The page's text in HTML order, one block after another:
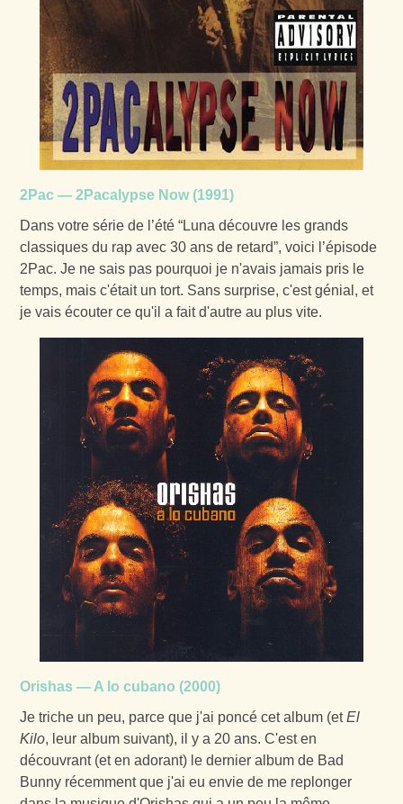
2Pac — 2Pacalypse Now (1991)
Dans votre série de l’été “Luna découvre les grands
classiques du rap avec 30 ans de retard”, voici l’épisode
2Pac. Je ne sais pas pourquoi je n'avais jamais pris le
temps, mais c'était un tort. Sans surprise, c'est génial, et
je vais écouter ce qu'il a fait d'autre au plus vite.
Orishas — A lo cubano (2000)
Je triche un peu, parce que j'ai poncé cet album (etEl
Kilo, leur album suivant), il y a 20 ans. C'est en
découvrant (et en adorant) le dernier album de Bad
Bunny récemment que j'ai eu envie de me replonger